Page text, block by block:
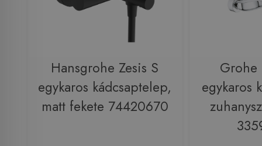
Hansgrohe Zesis S
egykaros kádcsaptelep,
matt fekete 74420670
Grohe
egykaros